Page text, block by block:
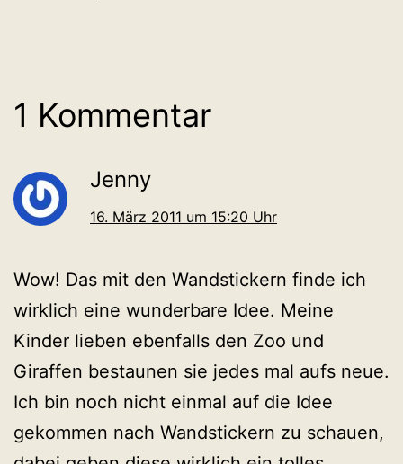
1 Kommentar
Jenny
16. März 2011 um 15:20 Uhr
Wow! Das mit den Wandstickern finde ich
wirklich eine wunderbare Idee. Meine
Kinder lieben ebenfalls den Zoo und
Giraffen bestaunen sie jedes mal aufs neue.
Ich bin noch nicht einmal auf die Idee
gekommen nach Wandstickern zu schauen,